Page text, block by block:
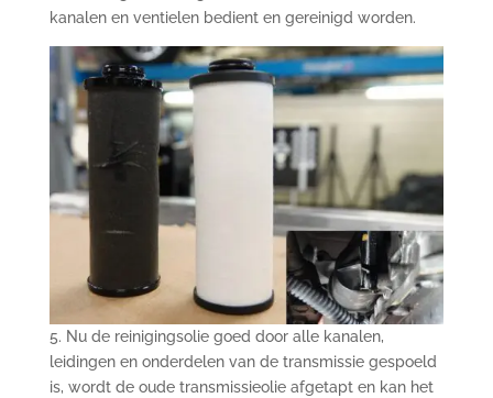
kanalen en ventielen bedient en gereinigd worden.
5. Nu de reinigingsolie goed door alle kanalen,
leidingen en onderdelen van de transmissie gespoeld
is, wordt de oude transmissieolie afgetapt en kan het